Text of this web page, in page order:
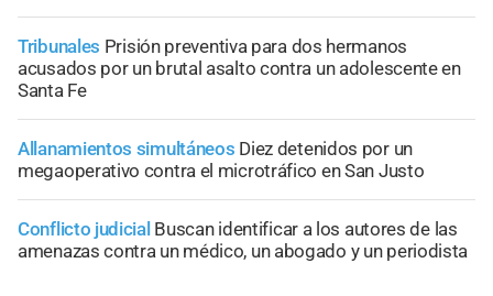
Tribunales Prisión preventiva para dos hermanos
acusados por un brutal asalto contra un adolescente en
Santa Fe
Allanamientos simultáneos Diez detenidos por un
megaoperativo contra el microtráfico en San Justo
Conflicto judicial Buscan identificar a los autores de las
amenazas contra un médico, un abogado y un periodista